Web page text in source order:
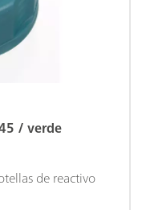
/ verde
de reactivo